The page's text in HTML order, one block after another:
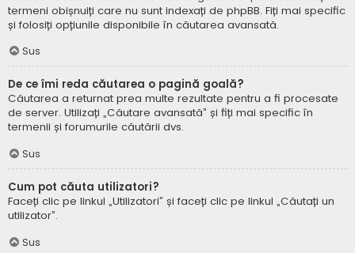
termeni obișnuiți care nu sunt indexați de phpBB. Fiți mai specific
și folosiți opțiunile disponibile în căutarea avansată.
Sus
De ce îmi reda căutarea o pagină goală?
Căutarea a returnat prea multe rezultate pentru a fi procesate
de server. Utilizați „Căutare avansată” și fiți mai specific în
termenii și forumurile căutării dvs.
Sus
Cum pot căuta utilizatori?
Faceți clic pe linkul „Utilizatori” și faceți clic pe linkul „Căutați un
utilizator”.
Sus